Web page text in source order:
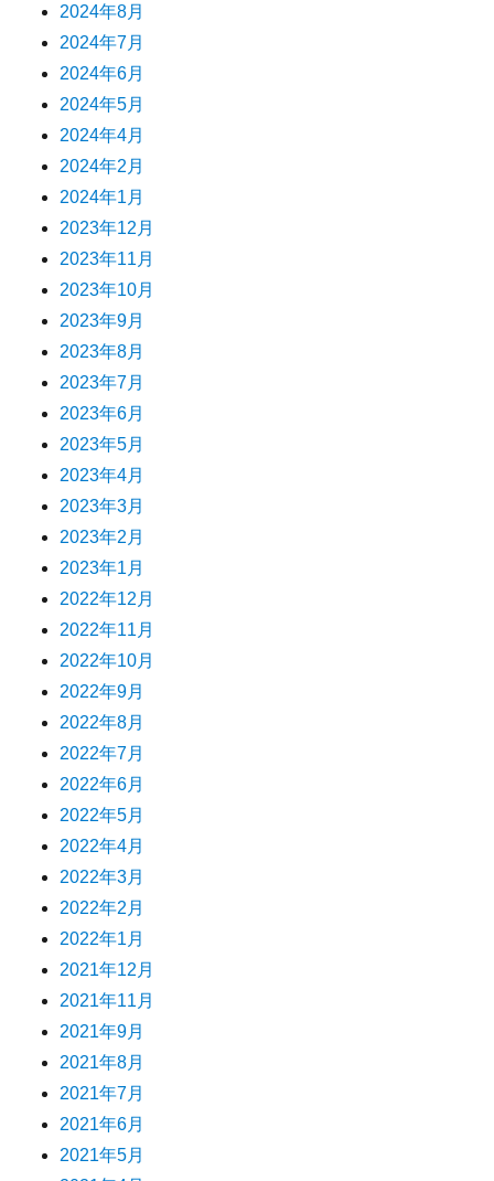
2024年8月
2024年7月
2024年6月
2024年5月
2024年4月
2024年2月
2024年1月
2023年12月
2023年11月
2023年10月
2023年9月
2023年8月
2023年7月
2023年6月
2023年5月
2023年4月
2023年3月
2023年2月
2023年1月
2022年12月
2022年11月
2022年10月
2022年9月
2022年8月
2022年7月
2022年6月
2022年5月
2022年4月
2022年3月
2022年2月
2022年1月
2021年12月
2021年11月
2021年9月
2021年8月
2021年7月
2021年6月
2021年5月